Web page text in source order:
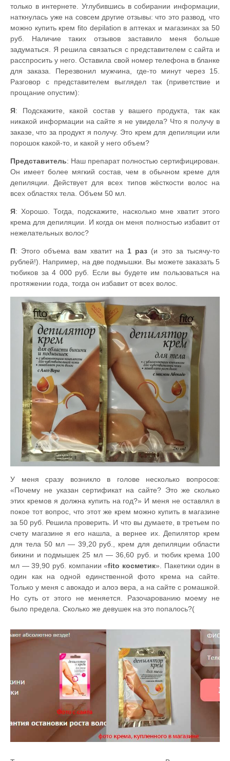
только в интернете. Углубившись в собирании информации,
наткнулась уже на совсем другие отзывы: что это развод, что
можно купить крем fito depilation в аптеках и магазинах за 50
руб. Наличие таких отзывов заставило меня больше
задуматься. Я решила связаться с представителем с сайта и
расспросить у него. Оставила свой номер телефона в бланке
для заказа. Перезвонил мужчина, где-то минут через 15.
Разговор с представителем выглядел так (приветствие и
прощание опустим):
Я: Подскажите, какой состав у вашего продукта, так как
никакой информации на сайте я не увидела? Что я получу в
заказе, что за продукт я получу. Это крем для депиляции или
порошок какой-то, и какой у него объем?
Представитель: Наш препарат полностью сертифицирован.
Он имеет более мягкий состав, чем в обычном креме для
депиляции. Действует для всех типов жёсткости волос на
всех областях тела. Объем 50 мл.
Я: Хорошо. Тогда, подскажите, насколько мне хватит этого
крема для депиляции. И когда он меня полностью избавит от
нежелательных волос?
П: Этого объема вам хватит на 1 раз (и это за тысячу-то
рублей!). Например, на две подмышки. Вы можете заказать 5
тюбиков за 4 000 руб. Если вы будете им пользоваться на
протяжении года, тогда он избавит от всех волос.
У меня сразу возникло в голове несколько вопросов:
«Почему не указан сертификат на сайте? Это же сколько
этих кремов я должна купить на год?» И меня не оставлял в
покое тот вопрос, что этот же крем можно купить в магазине
за 50 руб. Решила проверить. И что вы думаете, в третьем по
счету магазине я его нашла, а вернее их. Депилятор крем
для тела 50 мл — 39,20 руб., крем для депиляции области
бикини и подмышек 25 мл — 36,60 руб. и тюбик крема 100
мл — 39,90 руб. компании «fito косметик». Пакетики один в
один как на одной единственной фото крема на сайте.
Только у меня с авокадо и алоэ вера, а на сайте с ромашкой.
Но суть от этого не меняется. Разочарованию моему не
было предела. Сколько же девушек на это попалось?(